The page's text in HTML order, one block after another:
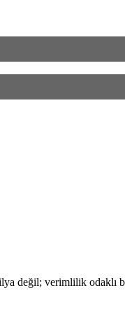
değil; verimlilik odaklı